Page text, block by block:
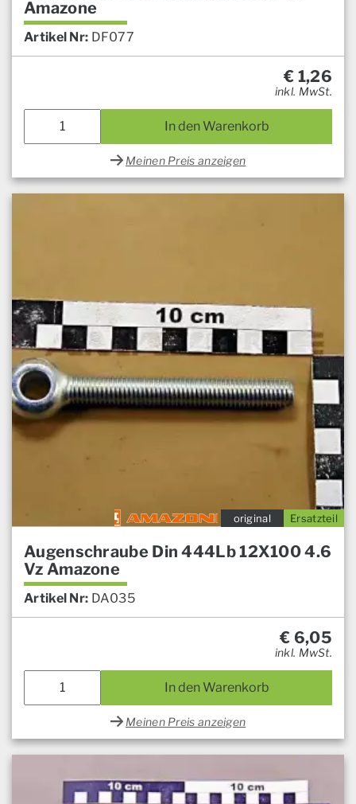
Amazone
Artikel Nr: DF077
€ 1,26
inkl. MwSt.
In den Warenkorb
Meinen Preis anzeigen
Ersatzteil
original
Augenschraube Din 444Lb 12X100 4.6
Vz Amazone
Artikel Nr: DA035
€ 6,05
inkl. MwSt.
In den Warenkorb
Meinen Preis anzeigen